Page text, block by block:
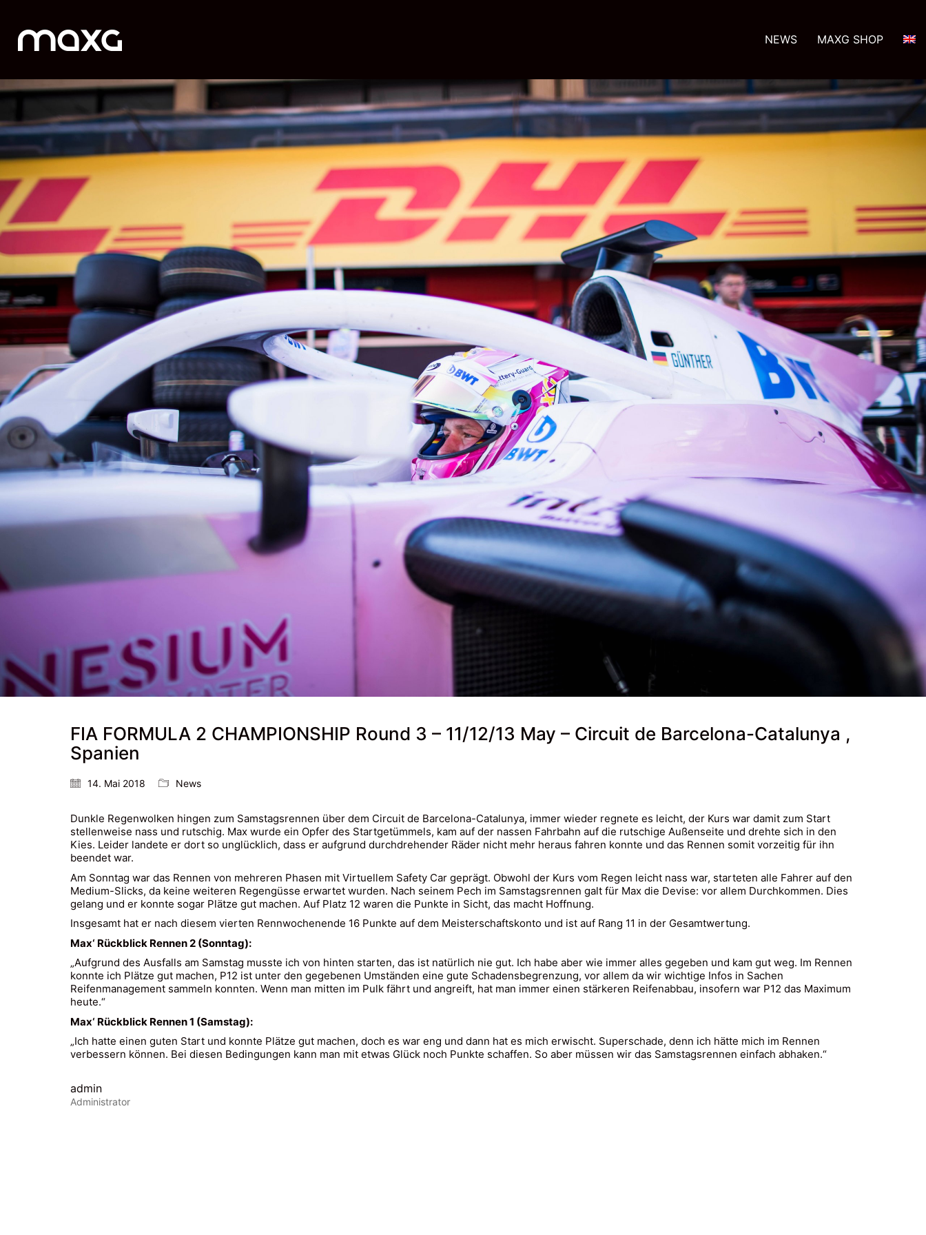
NEWS MAXG SHOP
FIA FORMULA 2 CHAMPIONSHIP Round 3 – 11/12/13 May – Circuit de Barcelona-Catalunya ,
Spanien
14. Mai 2018 News
Dunkle Regenwolken hingen zum Samstagsrennen über dem Circuit de Barcelona-Catalunya, immer wieder regnete es leicht, der Kurs war damit zum Start
stellenweise nass und rutschig. Max wurde ein Opfer des Startgetümmels, kam auf der nassen Fahrbahn auf die rutschige Außenseite und drehte sich in den
Kies. Leider landete er dort so unglücklich, dass er aufgrund durchdrehender Räder nicht mehr heraus fahren konnte und das Rennen somit vorzeitig für ihn
beendet war.
Am Sonntag war das Rennen von mehreren Phasen mit Virtuellem Safety Car geprägt. Obwohl der Kurs vom Regen leicht nass war, starteten alle Fahrer auf den
Medium-Slicks, da keine weiteren Regengüsse erwartet wurden. Nach seinem Pech im Samstagsrennen galt für Max die Devise: vor allem Durchkommen. Dies
gelang und er konnte sogar Plätze gut machen. Auf Platz 12 waren die Punkte in Sicht, das macht Hoffnung.
Insgesamt hat er nach diesem vierten Rennwochenende 16 Punkte auf dem Meisterschaftskonto und ist auf Rang 11 in der Gesamtwertung.
Max‘ Rückblick Rennen 2 (Sonntag):
„Aufgrund des Ausfalls am Samstag musste ich von hinten starten, das ist natürlich nie gut. Ich habe aber wie immer alles gegeben und kam gut weg. Im Rennen
konnte ich Plätze gut machen, P12 ist unter den gegebenen Umständen eine gute Schadensbegrenzung, vor allem da wir wichtige Infos in Sachen
Reifenmanagement sammeln konnten. Wenn man mitten im Pulk fährt und angreift, hat man immer einen stärkeren Reifenabbau, insofern war P12 das Maximum
heute.“
Max‘ Rückblick Rennen 1 (Samstag):
„Ich hatte einen guten Start und konnte Plätze gut machen, doch es war eng und dann hat es mich erwischt. Superschade, denn ich hätte mich im Rennen
verbessern können. Bei diesen Bedingungen kann man mit etwas Glück noch Punkte schaffen. So aber müssen wir das Samstagsrennen einfach abhaken.“
admin
Administrator